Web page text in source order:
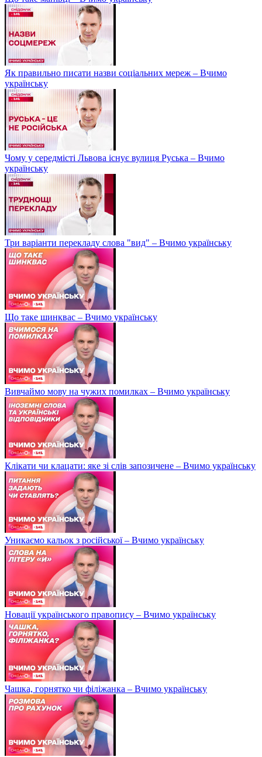
Як правильно писати назви соціальних мереж – Вчимо
українську
Чому у середмісті Львова існує вулиця Руська – Вчимо
українську
Три варіанти перекладу слова "вид" – Вчимо українську
Що таке шинквас – Вчимо українську
Вивчаймо мову на чужих помилках – Вчимо українську
Клікати чи клацати: яке зі слів запозичене – Вчимо українську
Уникаємо кальок з російської – Вчимо українську
Новації українського правопису – Вчимо українську
Чашка, горнятко чи філіжанка – Вчимо українську